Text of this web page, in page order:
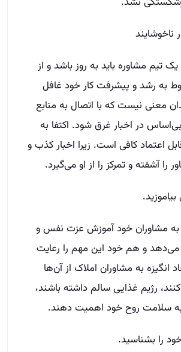
ناخوشایند
مشاوره باید به روز باشد و از
به رشد و پیشرفت کار خود غافل
معنی نیست که با اتصال به منابع
در اخبار غرق شود. اکتفا به
اعتماد کافی است. زیرا اخبار کذب و
آشفته و تمرکز را از او می‌گیرد.
مشاوران خود آموزش عزت نفس و
و هم خود این مهم را رعایت
انگیزه به مشاوران املاک از آن‌ها
رژیم غذایی سالم داشته باشند،
سلامت روح خود اهمیت دهند.
را بشناسید.